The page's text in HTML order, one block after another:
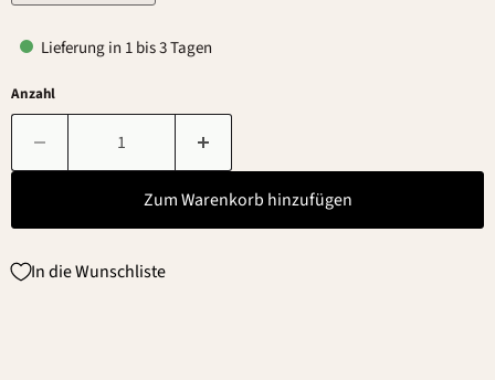
Lieferung in 1 bis 3 Tagen
Anzahl
Zum Warenkorb hinzufügen
In die Wunschliste